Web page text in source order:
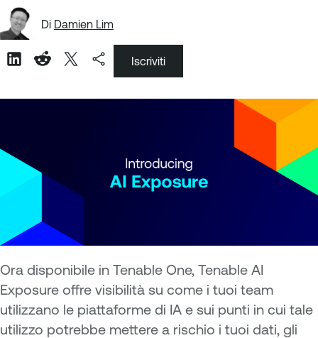
Di Damien Lim
Iscriviti
Ora disponibile in Tenable One, Tenable AI
Exposure offre visibilità su come i tuoi team
utilizzano le piattaforme di IA e sui punti in cui tale
utilizzo potrebbe mettere a rischio i tuoi dati, gli